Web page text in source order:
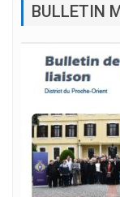
BULLETIN